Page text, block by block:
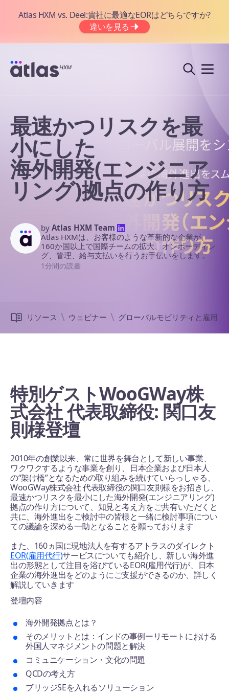
Atlas HXM vs. Deel:貴社に最適なEORはどちらですか?
違いを見る
最速かつリスクを最
小にした
海外開発(エンジニア
リング)拠点の作り方
by Atlas HXM Team
Atlas HXMは、お客様のような革新的な企業が、
160か国以上で国際チームの拡大、オンボーディン
グ、管理、給与支払いを行うお手伝いをします。
1分間の読書
リソース ウェビナー グローバルモビリティと雇用
特別ゲストWooGWay株
式会社 代表取締役: 関口友
則様登壇
2010年の創業以来、常に世界を舞台として新しい事業、
ワクワクするような事業を創り、日本企業および日本人
の“架け橋”となるための取り組みを続けていらっしゃる、
WooGWay株式会社 代表取締役の関口友則様をお招きし、
最速かつリスクを最小にした海外開発(エンジニアリング)
拠点の作り方について、知見と考え方をご共有いただくと
共に、海外進出をご検討中の皆様と一緒に検討事項につい
ての議論を深める一助となることを願っております
また、160ヵ国に現地法人を有するアトラスのダイレクト
EOR(雇用代行)サービスについても紹介し、新しい海外進
出の形態として注目を浴びているEOR(雇用代行)が、日本
企業の海外進出をどのようにご支援ができるのか、詳しく
解説していきます
登壇内容
海外開発拠点とは？
そのメリットとは：インドの事例ーリモートにおける
外国人マネジメントの問題と解決
コミュニケーション・文化の問題
QCDの考え方
ブリッジSEを入れるソリューション